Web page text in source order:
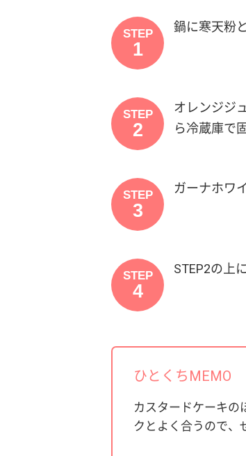
STEP
1
鍋に寒天粉
STEP
2
オレンジジ
ら冷蔵庫で
STEP
3
ガーナホワ
STEP
4
STEP2の上
ひとくちMEMO
カスタードケーキの
クとよく合うので、